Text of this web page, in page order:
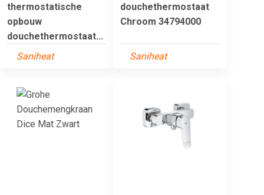
thermostatische
opbouw
douchethermostaat...
Saniheat
douchethermostaat
Chroom 34794000
Saniheat